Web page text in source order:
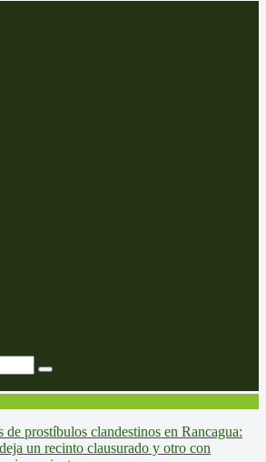
de prostíbulos clandestinos en Rancagua:
un recinto clausurado y otro con